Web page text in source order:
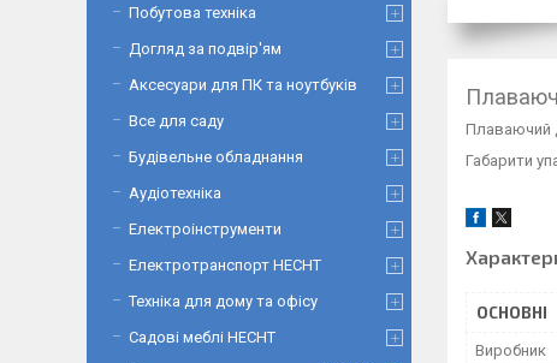
Плаваючий
Габарити
ОСНОВНІ
Виробник
Побутова техніка
Догляд за подвір'ям
Аксесуари для ПК та ноутбуків
Все для саду
Будівельне обладнання
Аудіотехніка
Електроінструменти
Електротранспорт HECHT
Техніка для дому та офісу
Садові меблі HECHT